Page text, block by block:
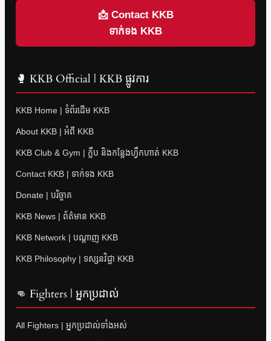
📩 Contact KKB
ទាក់ទង KKB
🥊 KKB Official | KKB ផ្លូវការ
KKB Home | ទំព័រដើម KKB
About KKB | អំពី KKB
KKB Club & Gym | ក្លឹប និងកន្លែងហ្វឹកហាត់ KKB
Contact KKB | ទាក់ទង KKB
Donate | បរិច្ចាគ
KKB News | ព័ត៌មាន KKB
KKB Network | បណ្តាញ KKB
KKB Philosophy | ទស្សនវិជ្ជា KKB
👊 Fighters | អ្នកប្រដាល់
All Fighters | អ្នកប្រដាល់ទាំងអស់